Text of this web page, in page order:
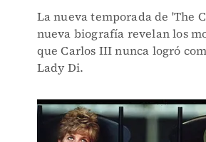
La nueva temporada de 'The
nueva biografía revelan los
que Carlos III nunca logró
Lady Di.